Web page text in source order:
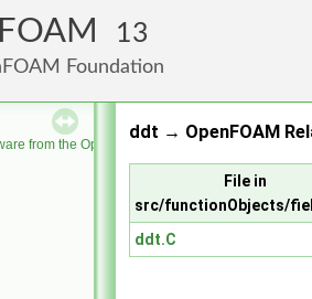
13
Foundation
from the OpenFOAM Foundation
ddt → OpenFOAM
File in
src/functionObjects/
ddt.C